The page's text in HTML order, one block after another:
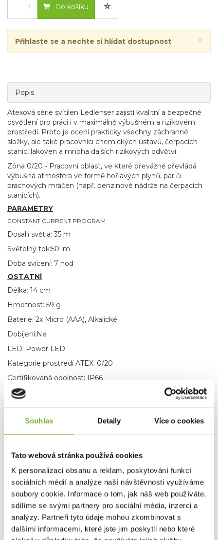
Souhlas Detaily Více o cookies
Tato webová stránka používá cookies
K personalizaci obsahu a reklam, poskytování funkcí
sociálních médií a analýze naší návštěvnosti využíváme
soubory cookie. Informace o tom, jak náš web používáte,
sdílíme se svými partnery pro sociální média, inzerci a
analýzy. Partneři tyto údaje mohou zkombinovat s
dalšími informacemi, které jste jim poskytli nebo které
Do košíku
×
Přihlaste se a nechte si hlídat dostupnost
Popis
Atexová série svítilen Ledlenser zajistí kvalitní a bezpečné
osvětlení pro práci i v maximálně výbušném a rizikovém
prostředí. Proto je ocení prakticky všechny záchranné
složky, ale také pracovníci chemických ústavů, čerpacích
stanic, lakoven a mnoha dalších rizikových odvětví.
Zóna 0/20 - Pracovní oblast, ve které převážně převládá
výbušná atmosféra ve formě hořlavých plynů, par či
prachových mračen (např. benzinové nádrže na čerpacích
stanicích).
PARAMETRY
CONSTANT CURRENT PROGRAM
Dosah světla: 35 m
Světelný tok:50 lm
Doba svícení: 7 hod
OSTATNÍ
Délka: 14 cm
Hmotnost: 59 g
Baterie: 2x Micro (AAA), Alkalické
Dobíjení:Ne
LED: Power LED
Kategorie prostředí ATEX: 0/20
Certifikovaná odolnost: IP66
ZNAČKA LEDLENSER
Ke stažení
Dotaz
Mohlo by Vás zajímat